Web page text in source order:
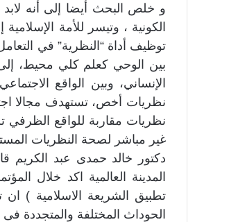
و خلص البحث أيضا إلى أنه لابد
الكونية ، وتيسر للأمة
توظيف أداة “النظرية” في
بين الوحي كعلم كلي محيط، إلى
الإنساني، وبين الواقع
نظريات أخص، تستهدف مجالا
نظريات مقاربة للواقع الظرفي
غير مباشر لصحة النظريات
دكتور خالد حمدى عبد الكريم
المدينة العالمية اكد خلال
تطبيق الشريعة الاسلامية )
الحوداث المختلفة والمتجددة